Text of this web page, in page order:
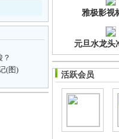
(图)
雅极影视
元旦水龙头
活跃会员